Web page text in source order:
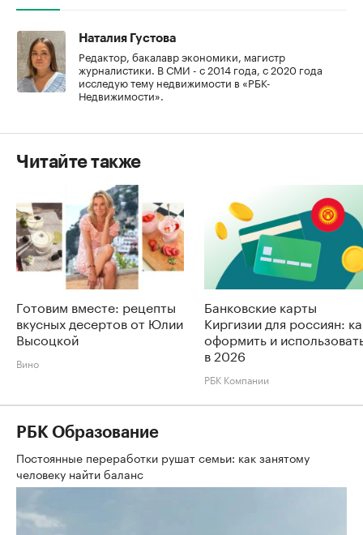
Наталия Густова
Редактор, бакалавр экономики, магистр
журналистики. В СМИ - с 2014 года, с 2020 года
исследую тему недвижимости в «РБК-
Недвижимости».
Читайте также
Готовим вместе: рецепты
вкусных десертов от Юлии
Высоцкой
Вино
Банковские карты
Киргизии для россиян:
оформить и
в 2026
РБК Компании
РБК Образование
Постоянные переработки рушат семьи: как занятому
человеку найти баланс